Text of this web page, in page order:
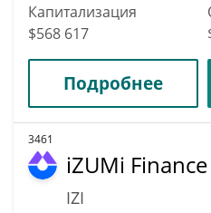
Капитализация
$568 617
Подробнее
3461
iZUMi Finance
IZI